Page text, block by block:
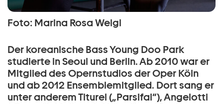
Foto: Marina Rosa Weigl
Der koreanische Bass Young Doo Park
studierte in Seoul und Berlin. Ab 2010 war er
Mitglied des Opernstudios der Oper Köln
und ab 2012 Ensemblemitglied. Dort sang er
unter anderem Titurel („Parsifal“), Angelotti